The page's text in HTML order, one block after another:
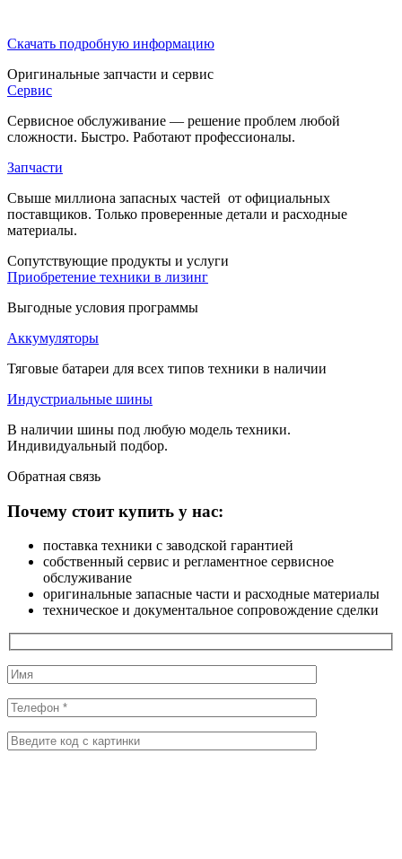
Скачать подробную информацию
Оригинальные запчасти и сервис
Сервис
Сервисное обслуживание — решение проблем любой
сложности. Быстро. Работают профессионалы.
Запчасти
Свыше миллиона запасных частей от официальных
поставщиков. Только проверенные детали и расходные
материалы.
Cопутствующие продукты и услуги
Приобретение техники в лизинг
Выгодные условия программы
Аккумуляторы
Тяговые батареи для всех типов техники в наличии
Индустриальные шины
В наличии шины под любую модель техники.
Индивидуальный подбор.
Обратная связь
Почему стоит купить у нас:
поставка техники с заводской гарантией
собственный сервис и регламентное сервисное
обслуживание
оригинальные запасные части и расходные материалы
техническое и документальное сопровождение сделки